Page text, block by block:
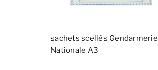
sachets scellés Gendarmerie
Nationale A3